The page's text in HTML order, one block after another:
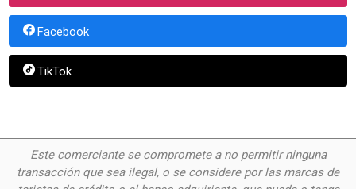
Facebook
TikTok
Este comerciante se compromete a no permitir ninguna
transacción que sea ilegal, o se considere por las marcas de